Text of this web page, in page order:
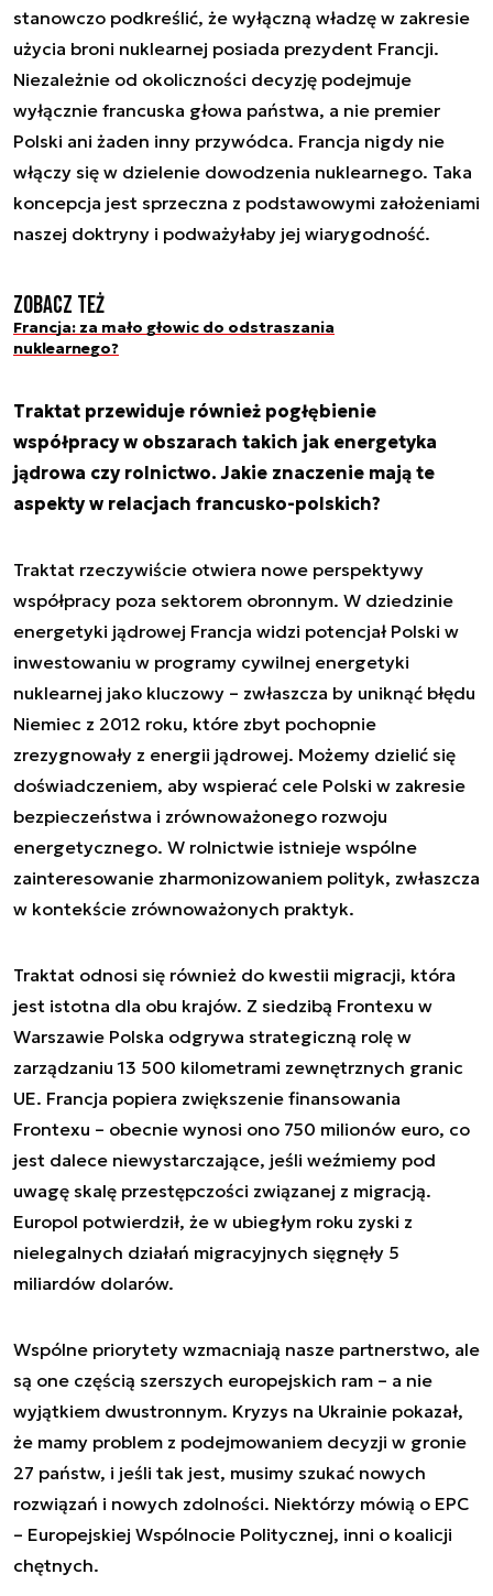
stanowczo podkreślić, że wyłączną władzę w zakresie
użycia broni nuklearnej posiada prezydent Francji.
Niezależnie od okoliczności decyzję podejmuje
wyłącznie francuska głowa państwa, a nie premier
Polski ani żaden inny przywódca. Francja nigdy nie
włączy się w dzielenie dowodzenia nuklearnego. Taka
koncepcja jest sprzeczna z podstawowymi założeniami
naszej doktryny i podważyłaby jej wiarygodność.
Zobacz też
Francja: za mało głowic do odstraszania
nuklearnego?
Traktat przewiduje również pogłębienie
współpracy w obszarach takich jak energetyka
jądrowa czy rolnictwo. Jakie znaczenie mają te
aspekty w relacjach francusko-polskich?
Traktat rzeczywiście otwiera nowe perspektywy
współpracy poza sektorem obronnym. W dziedzinie
energetyki jądrowej Francja widzi potencjał Polski w
inwestowaniu w programy cywilnej energetyki
nuklearnej jako kluczowy – zwłaszcza by uniknąć błędu
Niemiec z 2012 roku, które zbyt pochopnie
zrezygnowały z energii jądrowej. Możemy dzielić się
doświadczeniem, aby wspierać cele Polski w zakresie
bezpieczeństwa i zrównoważonego rozwoju
energetycznego. W rolnictwie istnieje wspólne
zainteresowanie zharmonizowaniem polityk, zwłaszcza
w kontekście zrównoważonych praktyk.
Traktat odnosi się również do kwestii migracji, która
jest istotna dla obu krajów. Z siedzibą Frontexu w
Warszawie Polska odgrywa strategiczną rolę w
zarządzaniu 13 500 kilometrami zewnętrznych granic
UE. Francja popiera zwiększenie finansowania
Frontexu – obecnie wynosi ono 750 milionów euro, co
jest dalece niewystarczające, jeśli weźmiemy pod
uwagę skalę przestępczości związanej z migracją.
Europol potwierdził, że w ubiegłym roku zyski z
nielegalnych działań migracyjnych sięgnęły 5
miliardów dolarów.
Wspólne priorytety wzmacniają nasze partnerstwo, ale
są one częścią szerszych europejskich ram – a nie
wyjątkiem dwustronnym. Kryzys na Ukrainie pokazał,
że mamy problem z podejmowaniem decyzji w gronie
27 państw, i jeśli tak jest, musimy szukać nowych
rozwiązań i nowych zdolności. Niektórzy mówią o EPC
– Europejskiej Wspólnocie Politycznej, inni o koalicji
chętnych.